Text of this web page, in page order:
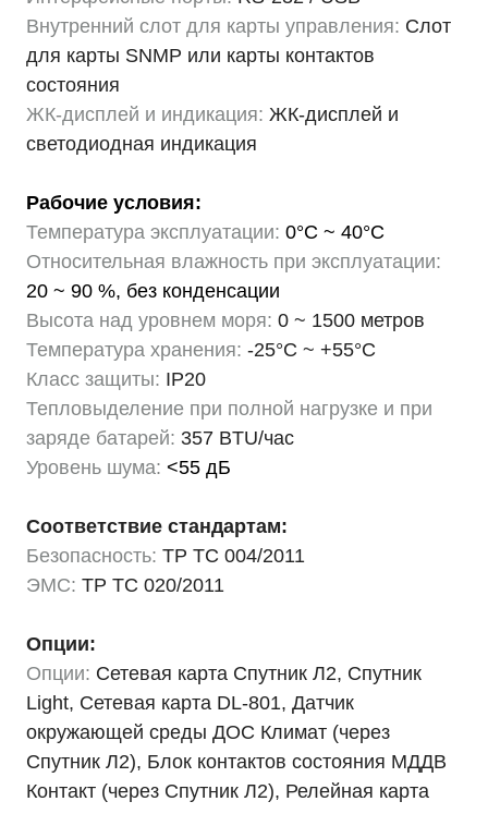
Внутренний слот для карты управления: Слот
для карты SNMP или карты контактов
состояния
ЖК-дисплей и индикация: ЖК-дисплей и
светодиодная индикация
Рабочие условия:
Температура эксплуатации: 0°C ~ 40°C
Относительная влажность при эксплуатации:
20 ~ 90 %, без конденсации
Высота над уровнем моря: 0 ~ 1500 метров
Температура хранения: -25°C ~ +55°C
Класс защиты: IP20
Тепловыделение при полной нагрузке и при
заряде батарей: 357 BTU/час
Уровень шума: <55 дБ
Соответствие стандартам:
Безопасность: ТР ТС 004/2011
ЭМС: ТР ТС 020/2011
Опции:
Опции: Сетевая карта Спутник Л2, Спутник
Light, Сетевая карта DL-801, Датчик
окружающей среды ДОС Климат (через
Спутник Л2), Блок контактов состояния МДДВ
Контакт (через Спутник Л2), Релейная карта